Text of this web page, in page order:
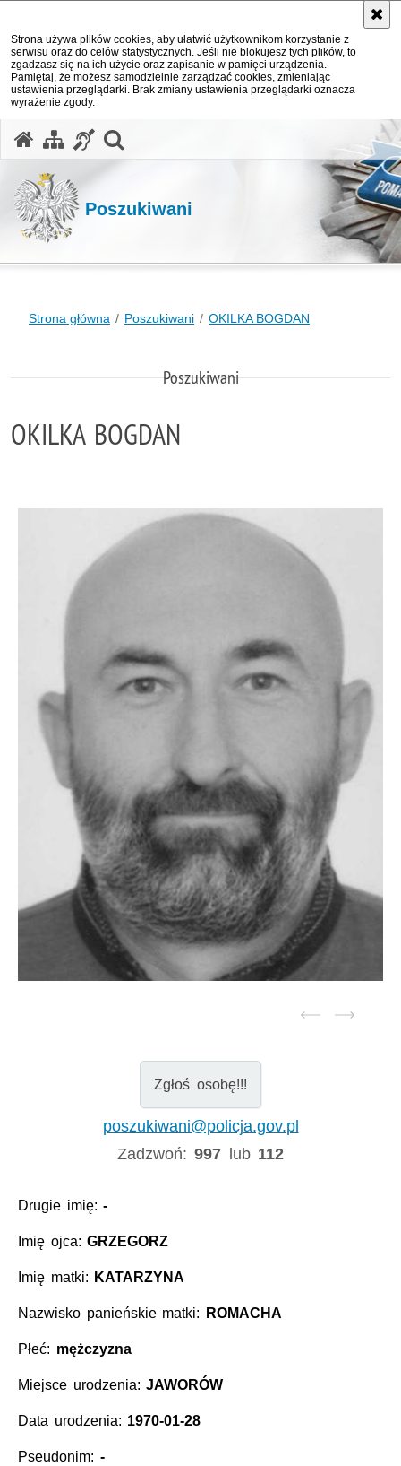
Strona używa plików cookies, aby ułatwić użytkownikom korzystanie z
serwisu oraz do celów statystycznych. Jeśli nie blokujesz tych plików, to
zgadzasz się na ich użycie oraz zapisanie w pamięci urządzenia.
Pamiętaj, że możesz samodzielnie zarządzać cookies, zmieniając
ustawienia przeglądarki. Brak zmiany ustawienia przeglądarki oznacza
wyrażenie zgody.
Poszukiwani
Strona główna Poszukiwani OKILKA BOGDAN
Poszukiwani
OKILKA BOGDAN
Zgłoś osobę!!!
poszukiwani@policja.gov.pl
Zadzwoń:997 lub 112
Drugie imię:-
Imię ojca:GRZEGORZ
Imię matki: KATARZYNA
Nazwisko panieńskie matki: ROMACHA
Płeć: mężczyzna
Miejsce urodzenia:JAWORÓW
Data urodzenia: 1970-01-28
Pseudonim: -